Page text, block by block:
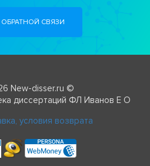
СВЯЗИ
New-disser.ru ©
диссертаций ФЛ Иванов Е О
условия возврата